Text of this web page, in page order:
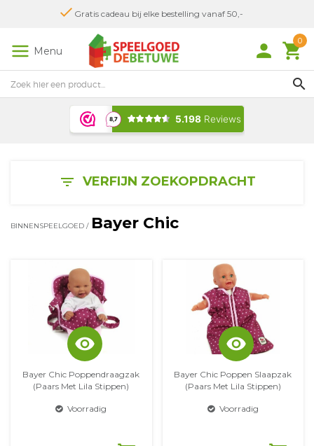
Gratis cadeau bij elke bestelling vanaf 50,-
Menu
search
person 0
local_grocery_store
filter_list VERFIJN ZOEKOPDRACHT
BINNENSPEELGOED / Bayer Chic
visibility
Bayer Chic Poppendraagzak
(Paars Met Lila Stippen)
Voorradig
visibility
Bayer Chic Poppen Slaapzak
(Paars Met Lila Stippen)
Voorradig